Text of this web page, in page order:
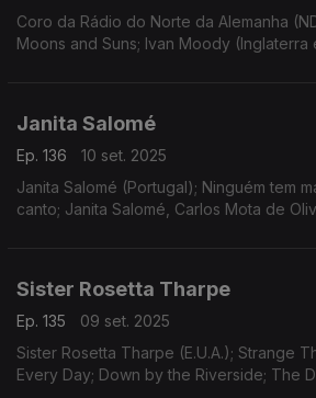
Coro da Rádio do Norte da Alemanha
Moons and Suns; Ivan Moody (Inglaterra
Janita Salomé
Ep. 136
10 set. 2025
Janita Salomé (Portugal); Ninguém tem
canto; Janita Salomé, Carlos Mota de
Sister Rosetta Tharpe
Ep. 135
09 set. 2025
Sister Rosetta Tharpe (E.U.A.); Strange
Every Day; Down by the Riverside; The